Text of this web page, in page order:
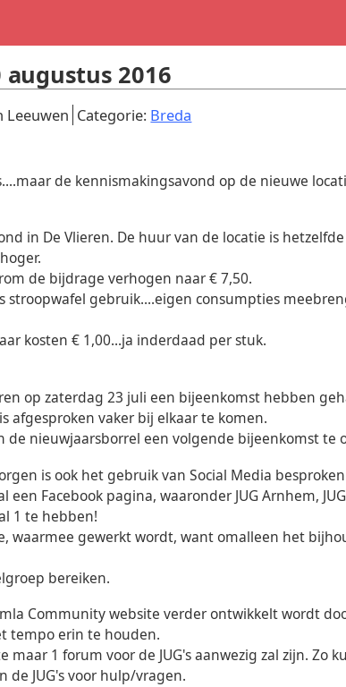
Leeuwen Categorie: Breda
augustus 2016
de kennismakingsavond op de nieuwe
in De Vlieren. De huur van de locatie is
de bijdrage verhogen naar € 7,50.
stroopwafel gebruik....eigen consumpties
kosten € 1,00...ja inderdaad per stuk.
op zaterdag 23 juli een bijeenkomst hebben
afgesproken vaker bij elkaar te komen.
de nieuwjaarsborrel een volgende bijeenkomst te
is ook het gebruik van Social Media
Facebook pagina, waaronder JUG Arnhem,
1 te hebben!
waarmee gewerkt wordt, want omalleen het
bereiken.
Community website verder ontwikkelt wordt
tempo erin te houden.
1 forum voor de JUG's aanwezig zal zijn. Zo
de JUG's voor hulp/vragen.